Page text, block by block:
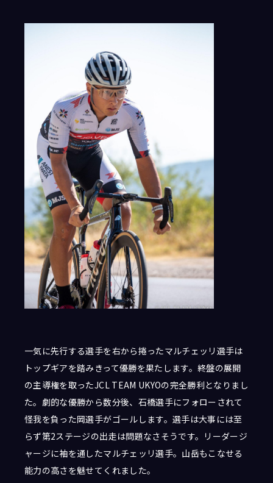
一気に先行する選手を右から捲ったマルチェッリ選手は
トップギアを踏みきって優勝を果たします。終盤の展開
の主導権を取ったJCL TEAM UKYOの完全勝利となりまし
た。劇的な優勝から数分後、石橋選手にフォローされて
怪我を負った岡選手がゴールします。選手は大事には至
らず第2ステージの出走は問題なさそうです。リーダージ
ャージに袖を通したマルチェッリ選手。山岳もこなせる
能力の高さを魅せてくれました。